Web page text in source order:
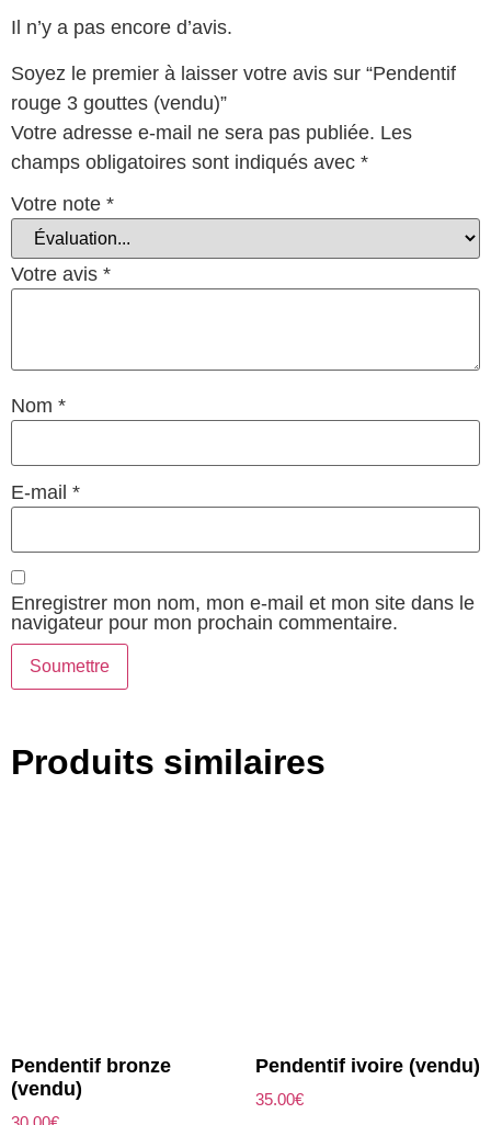
Il n’y a pas encore d’avis.
Soyez le premier à laisser votre avis sur “Pendentif
rouge 3 gouttes (vendu)”
Votre adresse e-mail ne sera pas publiée. Les
champs obligatoires sont indiqués avec *
Votre note *
Votre avis *
Nom *
E-mail *
Enregistrer mon nom, mon e-mail et mon site dans le
navigateur pour mon prochain commentaire.
Produits similaires
Pendentif bronze
(vendu)
Pendentif ivoire (vendu)
35.00€